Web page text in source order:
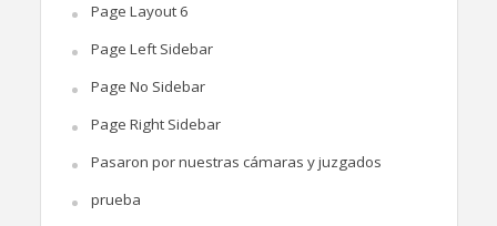
Page Layout 6
Page Left Sidebar
Page No Sidebar
Page Right Sidebar
Pasaron por nuestras cámaras y juzgados
prueba